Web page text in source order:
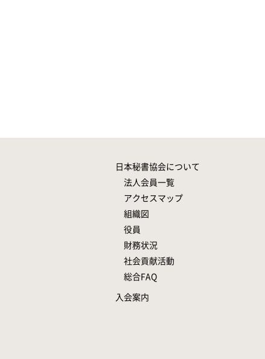
日本秘書協会について
法人会員一覧
アクセスマップ
組織図
役員
財務状況
社会貢献活動
総合FAQ
入会案内